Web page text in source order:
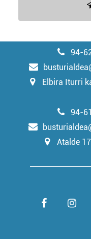
94-
Elbira Iturri
94-
Atalde